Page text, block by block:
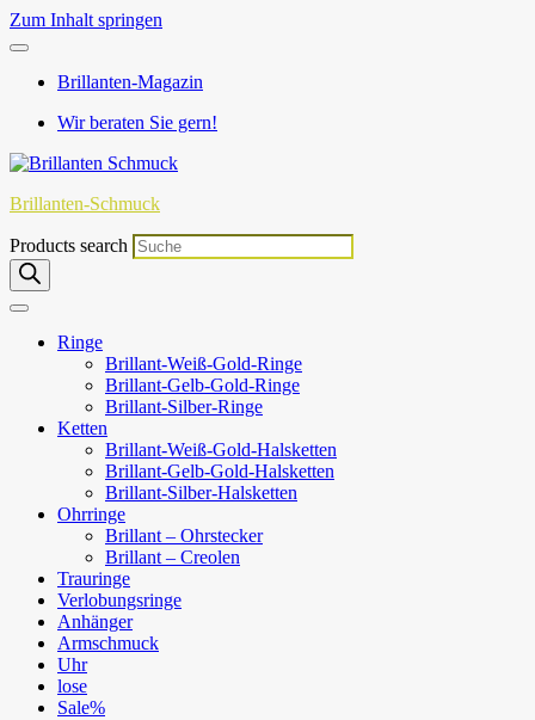
Zum Inhalt springen
Brillanten-Magazin
Wir beraten Sie gern!
Brillanten-Schmuck
Products search
Ringe
Brillant-Weiß-Gold-Ringe
Brillant-Gelb-Gold-Ringe
Brillant-Silber-Ringe
Ketten
Brillant-Weiß-Gold-Halsketten
Brillant-Gelb-Gold-Halsketten
Brillant-Silber-Halsketten
Ohrringe
Brillant – Ohrstecker
Brillant – Creolen
Trauringe
Verlobungsringe
Anhänger
Armschmuck
Uhr
lose
Sale%